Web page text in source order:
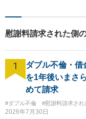
慰謝料請求された側
1
ダブル不倫・借
を1年後いまさ
めて請求
#ダブル不倫 #慰謝料請求され
2026年7月30日